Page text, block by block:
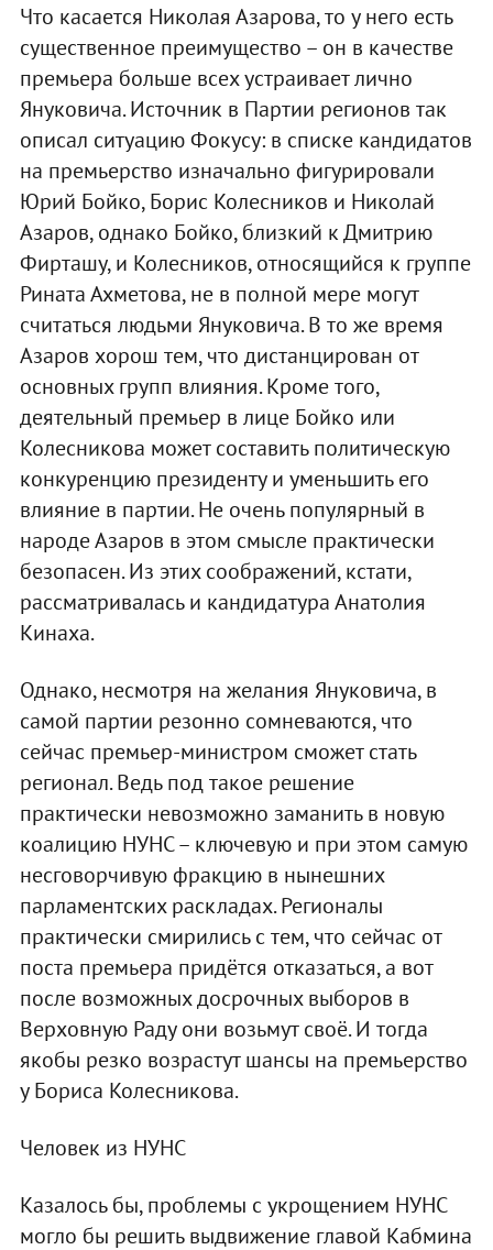
Что касается Николая Азарова, то у него есть
существенное преимущество – он в качестве
премьера больше всех устраивает лично
Януковича. Источник в Партии регионов так
описал ситуацию Фокусу: в списке кандидатов
на премьерство изначально фигурировали
Юрий Бойко, Борис Колесников и Николай
Азаров, однако Бойко, близкий к Дмитрию
Фирташу, и Колесников, относящийся к группе
Рината Ахметова, не в полной мере могут
считаться людьми Януковича. В то же время
Азаров хорош тем, что дистанцирован от
основных групп влияния. Кроме того,
деятельный премьер в лице Бойко или
Колесникова может составить политическую
конкуренцию президенту и уменьшить его
влияние в партии. Не очень популярный в
народе Азаров в этом смысле практически
безопасен. Из этих соображений, кстати,
рассматривалась и кандидатура Анатолия
Кинаха.
Однако, несмотря на желания Януковича, в
самой партии резонно сомневаются, что
сейчас премьер-министром сможет стать
регионал. Ведь под такое решение
практически невозможно заманить в новую
коалицию НУНС – ключевую и при этом самую
несговорчивую фракцию в нынешних
парламентских раскладах. Регионалы
практически смирились с тем, что сейчас от
поста премьера придётся отказаться, а вот
после возможных досрочных выборов в
Верховную Раду они возьмут своё. И тогда
якобы резко возрастут шансы на премьерство
у Бориса Колесникова.
Человек из НУНС
Казалось бы, проблемы с укрощением НУНС
могло бы решить выдвижение главой Кабмина